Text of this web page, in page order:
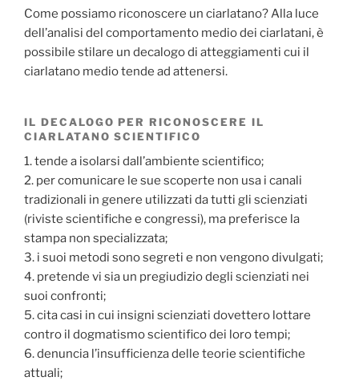
Come possiamo riconoscere un ciarlatano? Alla luce
dell’analisi del comportamento medio dei ciarlatani, è
possibile stilare un decalogo di atteggiamenti cui il
ciarlatano medio tende ad attenersi.
IL DECALOGO PER RICONOSCERE IL
CIARLATANO SCIENTIFICO
1. tende a isolarsi dall’ambiente scientifico;
2. per comunicare le sue scoperte non usa i canali
tradizionali in genere utilizzati da tutti gli scienziati
(riviste scientifiche e congressi), ma preferisce la
stampa non specializzata;
3. i suoi metodi sono segreti e non vengono divulgati;
4. pretende vi sia un pregiudizio degli scienziati nei
suoi confronti;
5. cita casi in cui insigni scienziati dovettero lottare
contro il dogmatismo scientifico dei loro tempi;
6. denuncia l’insufficienza delle teorie scientifiche
attuali;